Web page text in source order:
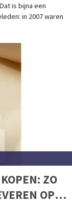
is bijna een
in 2007 waren
ZO
OP